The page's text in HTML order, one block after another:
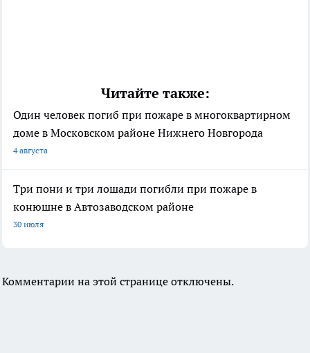
Читайте также:
Один человек погиб при пожаре в многоквартирном
доме в Московском районе Нижнего Новгорода
4 августа
Три пони и три лошади погибли при пожаре в
конюшне в Автозаводском районе
30 июля
Комментарии на этой странице отключены.